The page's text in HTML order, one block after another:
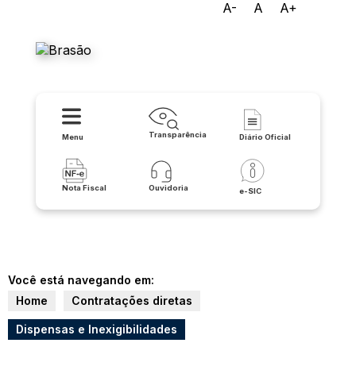
A- A A+
Menu Transparência Diário Oficial
Nota Fiscal Ouvidoria e-SIC
Você está navegando em:
Home
Contratações diretas
Dispensas e Inexigibilidades